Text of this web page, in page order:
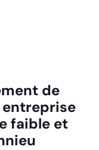
de
faible et